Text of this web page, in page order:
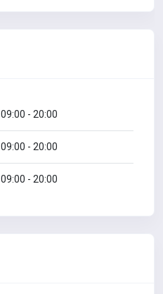
09:00 - 20:00
09:00 - 20:00
09:00 - 20:00